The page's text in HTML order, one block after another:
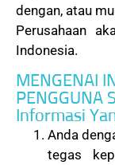
dengan, atau
Perusahaan
Indonesia.
MENGENAI
PENGGUNA
Informasi
Anda
tegas